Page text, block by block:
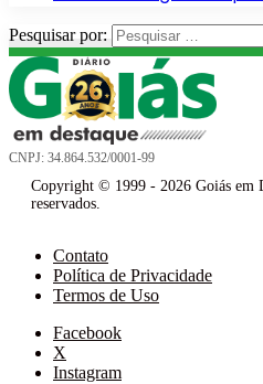
Pesquisar por:
CNPJ: 34.864.532/0001-99
Copyright © 1999 - 2026 Goiás em
reservados.
Contato
Política de Privacidade
Termos de Uso
Facebook
X
Instagram